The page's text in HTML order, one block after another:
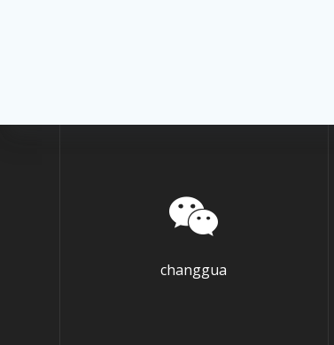
changgua